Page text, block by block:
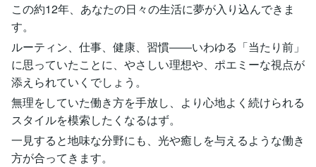
この約12年、あなたの日々の生活に夢が入り込んできま
す。
ルーティン、仕事、健康、習慣――いわゆる「当たり前」
に思っていたことに、やさしい理想や、ポエミーな視点が
添えられていくでしょう。
無理をしていた働き方を手放し、より心地よく続けられる
スタイルを模索したくなるはず。
一見すると地味な分野にも、光や癒しを与えるような働き
方が合ってきます。